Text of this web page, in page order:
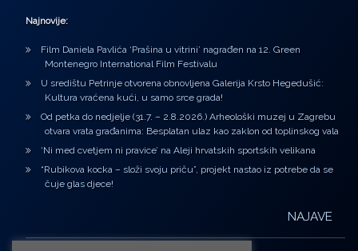
Najnovije:
Film Daniela Pavlića ‘Prašina u vitrini’ nagrađen na 12. Green
Montenegro International Film Festivalu
U središtu Petrinje otvorena obnovljena Galerija Krsto Hegedušić:
Kultura vraćena kući, u samo srce grada!
Od petka do nedjelje (31.7. – 2.8.2026.) Arheološki muzej u Zagrebu
otvara vrata građanima: Besplatan ulaz kao zaklon od toplinskog vala
‘Ni med cvetjem ni pravice’ na Aleji hrvatskih sportskih velikana
“Rubikova kocka – složi svoju priču”, projekt nastao iz potrebe da se
čuje glas djece!
NAJAVE